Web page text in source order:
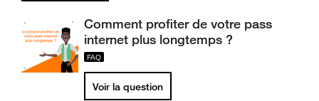
Comment profiter de votre pass
internet plus longtemps ?
Voir la question